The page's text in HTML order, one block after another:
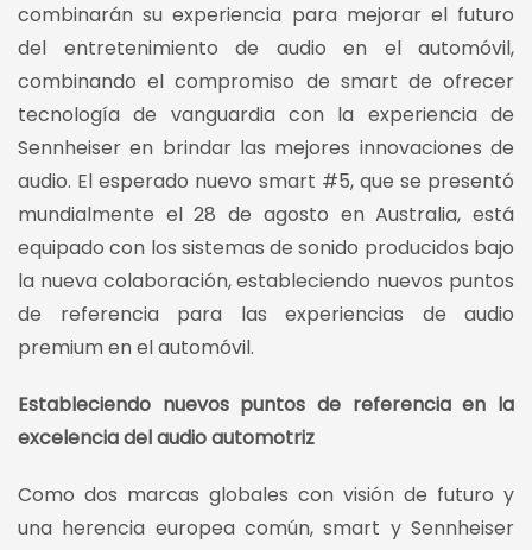
combinarán su experiencia para mejorar el futuro
del entretenimiento de audio en el automóvil,
combinando el compromiso de smart de ofrecer
tecnología de vanguardia con la experiencia de
Sennheiser en brindar las mejores innovaciones de
audio. El esperado nuevo smart #5, que se presentó
mundialmente el 28 de agosto en Australia, está
equipado con los sistemas de sonido producidos bajo
la nueva colaboración, estableciendo nuevos puntos
de referencia para las experiencias de audio
premium en el automóvil.
Estableciendo nuevos puntos de referencia en la
excelencia del audio automotriz
Como dos marcas globales con visión de futuro y
una herencia europea común, smart y Sennheiser